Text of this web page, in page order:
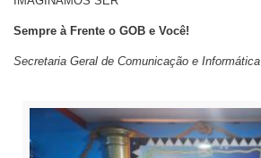
Sempre à Frente o GOB e Você!
Secretaria Geral de Comunicação e Informática